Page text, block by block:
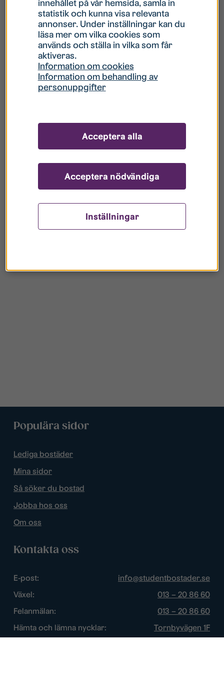
Hur gör jag om mitt konto är låst?
Hur gör jag när jag glömt mitt lösenord?
Vad innebär Gästkonto/Gästanvändare?
Populära sidor
Lediga bostäder
Mina sidor
Så söker du bostad
Jobba hos oss
Om oss
Kontakta oss
E-post:
info@studentbostader.se
Växel:
013 – 20 86 60
Felanmälan:
013 – 20 86 60
Hämta och lämna nycklar:
Tornbyvägen 1F
innehållet på vår hemsida, samla in
statistik och kunna visa relevanta
annonser. Under inställningar kan du
läsa mer om vilka cookies som
används och ställa in vilka som får
aktiveras.
Information om cookies
Information om behandling av
personuppgifter
Inställningar
Acceptera nödvändiga
Acceptera alla